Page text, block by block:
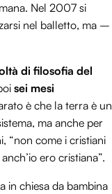
Nel 2007 si
nel balletto, ma –
di filosofia del
sei mesi
è che la terra è un
ma anche per
“non come i cristiani
ero cristiana”.
in chiesa da bambina